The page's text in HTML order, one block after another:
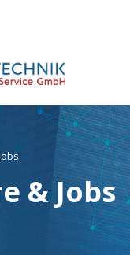
& Jobs